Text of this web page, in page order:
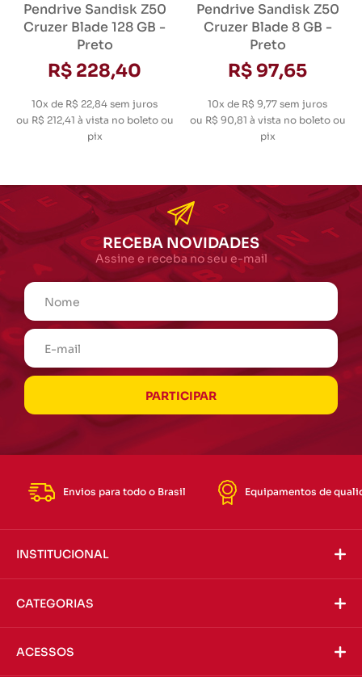
Pendrive Sandisk Z50
Cruzer Blade 128 GB -
Preto
R$ 228,40
10x de R$ 22,84 sem juros
ou R$ 212,41 à vista no boleto ou
pix
Pendrive Sandisk Z50
Cruzer Blade 8 GB -
Preto
R$ 97,65
10x de R$ 9,77 sem juros
ou R$ 90,81 à vista no boleto ou
pix
RECEBA NOVIDADES
Assine e receba no seu e-mail
Envios para todo o Brasil Equipamentos de
INSTITUCIONAL
CATEGORIAS
ACESSOS